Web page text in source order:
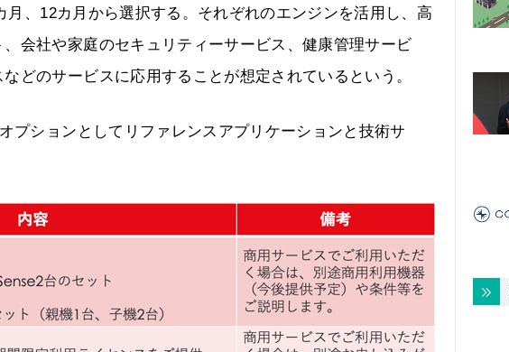
、12カ月から選択する。それぞれのエンジンを活用し、高
会社や家庭のセキュリティーサービス、健康管理サービ
どのサービスに応用することが想定されているという。
プションとしてリファレンスアプリケーションと技術サ